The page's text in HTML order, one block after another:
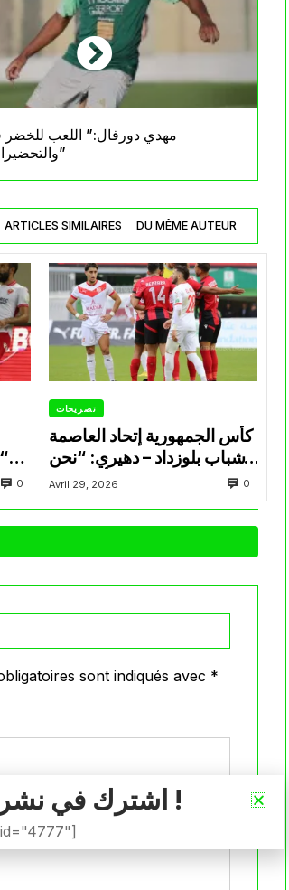
مهدي دورفال:” اللعب للخضر
والتحضيرات مثالية”
ARTICLES SIMILAIRES DU MÊME AUTEUR
لإنهاء الموسم في البوديوم” 0
تصريحات
كأس الجمهورية إتحاد العاصمة
– شباب بلوزداد – دهيري: “نحن
جاهزون وسنقدم أقصى ما
لدينا”
Avril 29, 2026 0
sont indiqués avec *
اشترك في نشرتنا الإخبارية !